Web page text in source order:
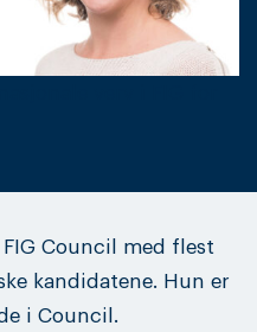
Council med flest
kandidatene. Hun er
i Council.